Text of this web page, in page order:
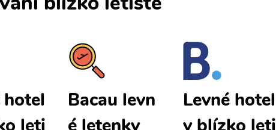
hotel
Bacau levn
Levné hotel